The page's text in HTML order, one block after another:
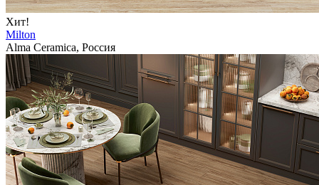
Хит!
Milton
Alma Ceramica, Россия